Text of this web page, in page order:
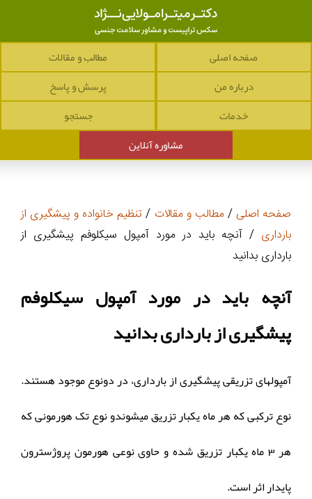
صفحه اصلی
مطالب و مقالات
درباره من
پرسش و پاسخ
خدمات
جستجو
مشاوره آنلاین
صفحه اصلی /مطالب و مقالات / تنظیم خانواده و پیشگیری از
بارداری / آنچه باید در مورد آمپول سیکلوفم پیشگیری از
بارداری بدانید
آنچه باید در مورد آمپول سیکلوفم
پیشگیری از بارداری بدانید
آمپولهای تزریقی پیشگیری از بارداری، در دونوع موجود هستند.
نوع ترکبی که هر ماه یکبار تزریق میشوندو نوع تک هورمونی که
هر 3 ماه یکبار تزریق شده و حاوی نوعی هورمون پروژسترون
پایدار اثر است.